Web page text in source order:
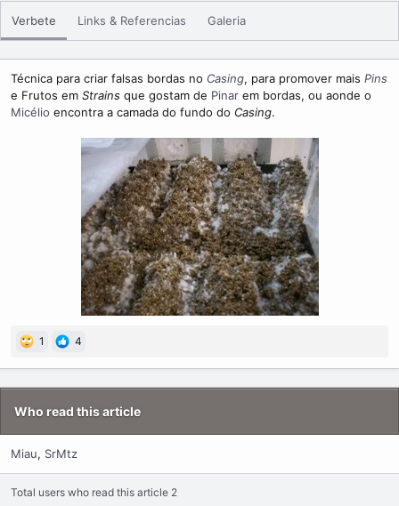
s
h
d
a
e
e
r
d
i
m
e
Verbete Links & Referencias Galeria
Técnica para criar falsas bordas no Casing, para promover mais Pins
e Frutos em Strains que gostam de Pinar em bordas, ou aonde o
Micélio encontra a camada do fundo do Casing.
1 4
Who read this article
Miau SrMtz
Total users who read this article 2